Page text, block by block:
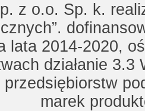
z o.o. Sp. k.
lata 2014-2020,
działanie
marek